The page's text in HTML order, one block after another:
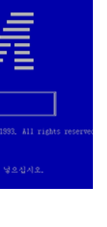
부딪혀 실패했습
니다. OS/2 Warp
히 CD만을 이용해
과 CD를 같이 넣
CD 안에 모두 들어